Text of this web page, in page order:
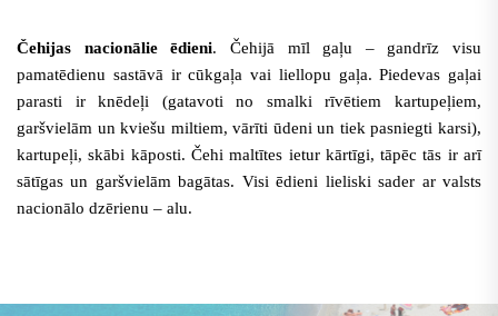
Čehijas nacionālie ēdieni. Čehijā mīl gaļu – gandrīz visu
pamatēdienu sastāvā ir cūkgaļa vai liellopu gaļa. Piedevas gaļai
parasti ir knēdeļi (gatavoti no smalki rīvētiem kartupeļiem,
garšvielām un kviešu miltiem, vārīti ūdeni un tiek pasniegti karsi),
kartupeļi, skābi kāposti. Čehi maltītes ietur kārtīgi, tāpēc tās ir arī
sātīgas un garšvielām bagātas. Visi ēdieni lieliski sader ar valsts
nacionālo dzērienu – alu.